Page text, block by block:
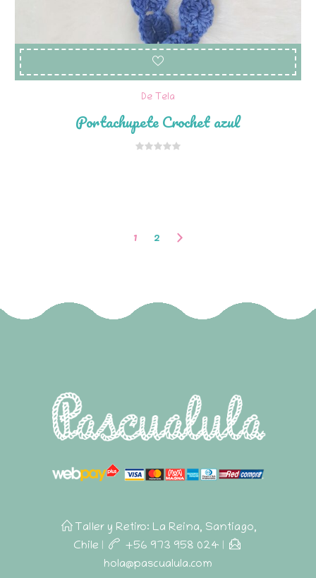
De Tela
Portachupete Crochet azul
1 2
Taller y Retiro: La Reina, Santiago,
Chile | +56 973 958 024 |
hola@pascualula.com